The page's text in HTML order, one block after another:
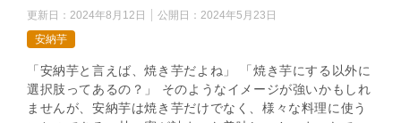
更新日： 2024年8月12日 公開日： 2024年5月23日
安納芋
「安納芋と言えば、焼き芋だよね」 「焼き芋にする以外に
選択肢ってあるの？」 そのようなイメージが強いかもしれ
ませんが、安納芋は焼き芋だけでなく、様々な料理に使う